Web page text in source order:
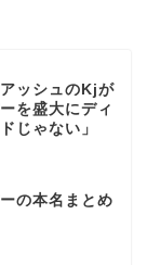
アッシュのKjが
を盛大にディ
じゃない」
の本名まとめ